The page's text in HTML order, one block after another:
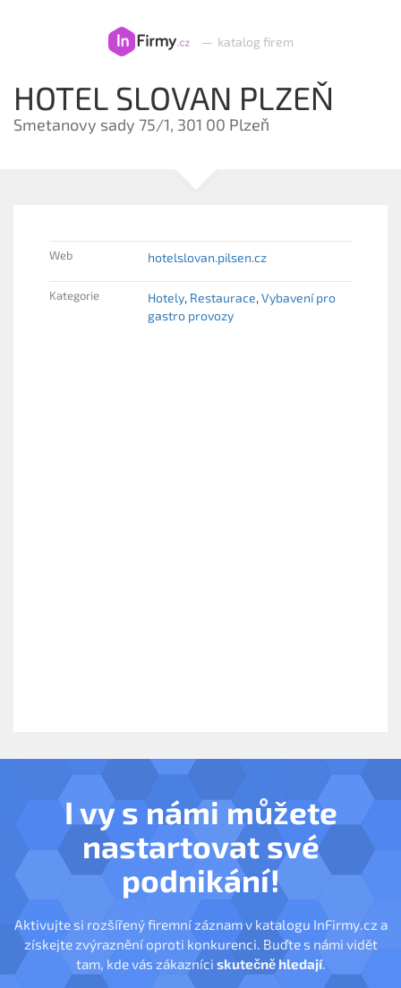
— katalog firem
HOTEL SLOVAN PLZEŇ
Smetanovy sady 75/1, 301 00 Plzeň
Web hotelslovan.pilsen.cz
Kategorie Hotely Restaurace Vybavení pro
gastro provozy
I vy s námi můžete
nastartovat své
podnikání!
Aktivujte si rozšířený firemní záznam v katalogu InFirmy.cz a
získejte zvýraznění oproti konkurenci. Buďte s námi vidět
tam, kde vás zákazníci skutečně hledají.